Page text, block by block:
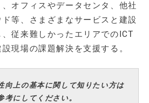
オフィスやデータセンタ、他社
等、さまざまなサービスと建設
従来難しかったエリアでのICT
現場の課題解決を支援する。
向上の基本に関して知りたい方は
考にしてください。